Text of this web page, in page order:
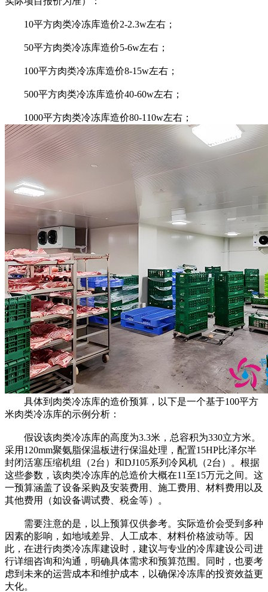
10平方肉类冷冻库造价2-2.3w左右；
50平方肉类冷冻库造价5-6w左右；
100平方肉类冷冻库造价8-15w左右；
500平方肉类冷冻库造价40-60w左右；
1000平方肉类冷冻库造价80-110w左右；
具体到肉类冷冻库的造价预算，以下是一个基于100平方
米肉类冷冻库的示例分析：
假设该肉类冷冻库的高度为3.3米，总容积为330立方米。
采用120mm聚氨脂保温板进行保温处理，配置15HP比泽尔半
封闭活塞压缩机组（2台）和DJ105系列冷风机（2台）。根据
这些参数，该肉类冷冻库的总造价大概在11至15万元之间。这
一预算涵盖了设备采购及安装费用、施工费用、材料费用以及
其他费用（如设备调试费、税金等）。
需要注意的是，以上预算仅供参考。实际造价会受到多种
因素的影响，如地域差异、人工成本、材料价格波动等。因
此，在进行肉类冷冻库建设时，建议与专业的冷库建设公司进
行详细咨询和沟通，明确具体需求和预算范围。同时，也要考
虑到未来的运营成本和维护成本，以确保冷冻库的投资效益更
大化。